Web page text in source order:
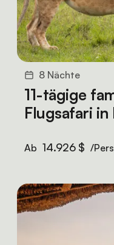
8 Nächte
11-tägige
Flugsafari in
Ab 14.926 $ /